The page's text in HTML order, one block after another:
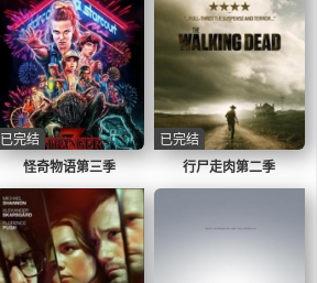
怪奇物语第三季
已完结
行尸走肉第二季
已完结